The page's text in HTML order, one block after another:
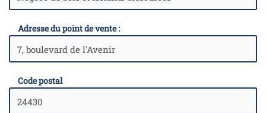
Adresse du point de vente :
Code postal